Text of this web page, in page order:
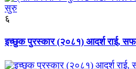
६
इच्छुक पुरस्कार (२०८१) आदर्श राई,